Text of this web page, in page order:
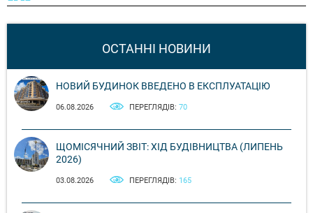
ОСТАННІ НОВИНИ
НОВИЙ БУДИНОК ВВЕДЕНО В ЕКСПЛУАТАЦІЮ
06.08.2026 ПЕРЕГЛЯДІВ: 70
ЩОМІСЯЧНИЙ ЗВІТ: ХІД БУДІВНИЦТВА (ЛИПЕНЬ
2026)
03.08.2026 ПЕРЕГЛЯДІВ: 165